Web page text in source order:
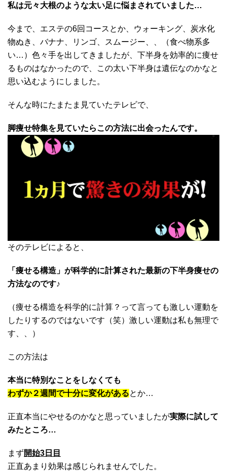
私は元々大根のような太い足に悩まされていました…
今まで、エステの6回コースとか、ウォーキング、炭水化
物ぬき、バナナ、リンゴ、スムージー、、（食べ物系多
い…）色々手を出してきましたが、下半身を効率的に痩せ
るものはなかったので、この太い下半身は遺伝なのかなと
思い込むようにしました。
そんな時にたまたま見ていたテレビで、
脚痩せ特集を見ていたらこの方法に出会ったんです。
そのテレビによると、
「痩せる構造」が科学的に計算された最新の下半身痩せの
方法なのです♪
（痩せる構造を科学的に計算？って言っても激しい運動を
したりするのではないです（笑）激しい運動は私も無理で
す、、）
この方法は
本当に特別なことをしなくても
わずか２週間で十分に変化があるとか…
正直本当にやせるのかなと思っていましたが実際に試して
みたところ…
まず開始3日目
正直あまり効果は感じられませんでした。